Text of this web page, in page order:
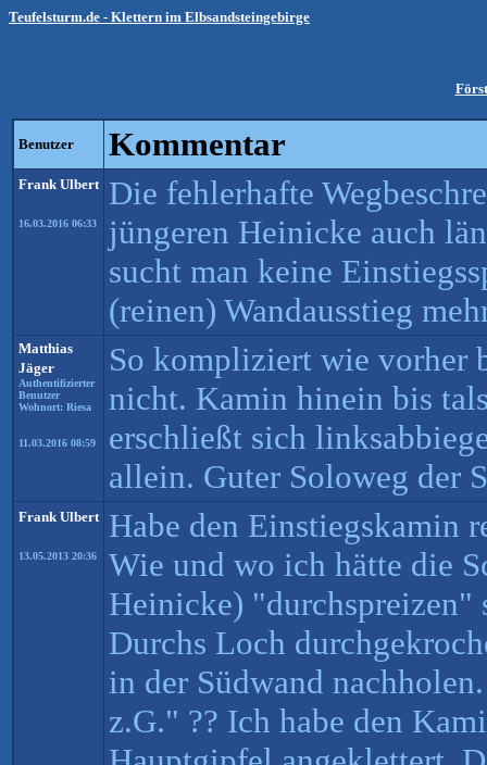
Teufelsturm.de - Klettern im Elbsandsteingebirge
Benutzer Kommentar
Frank Ulbert
16.03.2016 06:33
Die fehlerhafte
jüngeren Heinicke auch
sucht man keine
(reinen) Wandausstieg
Matthias
Jäger
Authentifizierter
Benutzer
Wohnort: Riesa
11.03.2016 08:59
So kompliziert wie vorher
nicht. Kamin hinein bis
erschließt sich
allein. Guter Soloweg der
Frank Ulbert
13.05.2013 20:36
Habe den Einstiegskamin
Wie und wo ich hätte die
Heinicke) "durchspreizen"
Durchs Loch
in der Südwand
z.G." ?? Ich habe den